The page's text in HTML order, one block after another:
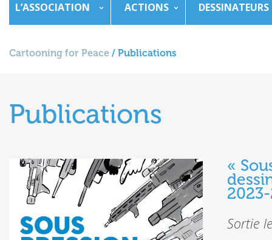
L’ASSOCIATION ACTIONS DESSINATEURS
Cartooning for Peace / Publications
Publications
«
Sortie